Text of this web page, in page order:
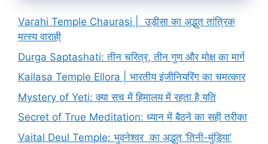
Varahi Temple Chaurasi | उड़ीसा का अद्भुत तांत्रिक
मत्स्य वाराही
Durga Saptashati: तीन चरित्र, तीन गुण और मोक्ष का मार्ग
Kailasa Temple Ellora | भारतीय इंजीनियरिंग का चमत्कार
Mystery of Yeti: क्या सच में हिमालय में रहता है यति
Secret of True Meditation: ध्यान में बैठने का सही तरीका
Vaital Deul Temple: भुवनेश्वर का अद्भुत ‘तिनी-मुंडिया’